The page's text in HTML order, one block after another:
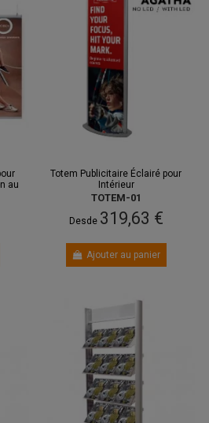
au
Totem Publicitaire Éclairé pour
Intérieur
TOTEM-01
Desde 319,63 €
Ajouter au panier